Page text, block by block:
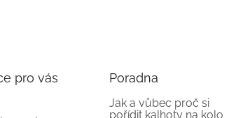
pro vás Poradna
Jak a vůbec proč si
pořídit kalhoty na kolo